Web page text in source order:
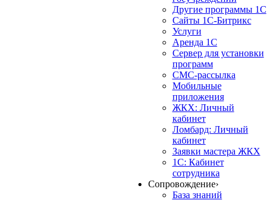
Другие программы 1С
Сайты 1С-Битрикс
Услуги
Аренда 1С
Сервер для установки
программ
СМС-рассылка
Мобильные
приложения
ЖКХ: Личный
кабинет
Ломбард: Личный
кабинет
Заявки мастера ЖКХ
1С: Кабинет
сотрудника
Сопровождение›
База знаний